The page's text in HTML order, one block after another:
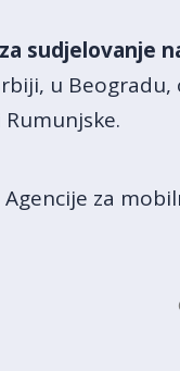
sudjelovanje
u
za